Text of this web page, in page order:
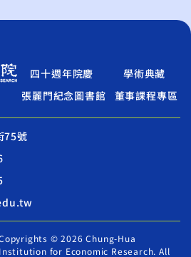
四十週年院慶
學術典藏
張麗門紀念圖書館
董事課程專區
75號
© 2026 Chung-Hua
Institution for Economic Research. All